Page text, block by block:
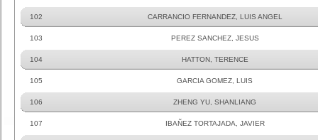
102 CARRANCIO FERNANDEZ, LUIS ANGEL
103 PEREZ SANCHEZ, JESUS
104 HATTON, TERENCE
105 GARCIA GOMEZ, LUIS
106 ZHENG YU, SHANLIANG
107 IBAÑEZ TORTAJADA, JAVIER